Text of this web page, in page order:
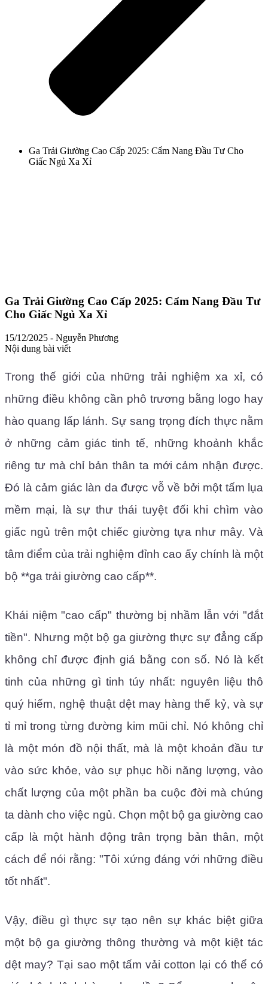
Ga Trải Giường Cao Cấp 2025: Cẩm Nang Đầu Tư Cho
Giấc Ngủ Xa Xỉ
Ga Trải Giường Cao Cấp 2025: Cẩm Nang Đầu Tư
Cho Giấc Ngủ Xa Xỉ
15/12/2025 - Nguyễn Phương
Nội dung bài viết
Trong thế giới của những trải nghiệm xa xỉ, có
những điều không cần phô trương bằng logo hay
hào quang lấp lánh. Sự sang trọng đích thực nằm
ở những cảm giác tinh tế, những khoảnh khắc
riêng tư mà chỉ bản thân ta mới cảm nhận được.
Đó là cảm giác làn da được vỗ về bởi một tấm lụa
mềm mại, là sự thư thái tuyệt đối khi chìm vào
giấc ngủ trên một chiếc giường tựa như mây. Và
tâm điểm của trải nghiệm đỉnh cao ấy chính là một
bộ **ga trải giường cao cấp**.
Khái niệm "cao cấp" thường bị nhầm lẫn với "đắt
tiền". Nhưng một bộ ga giường thực sự đẳng cấp
không chỉ được định giá bằng con số. Nó là kết
tinh của những gì tinh túy nhất: nguyên liệu thô
quý hiếm, nghệ thuật dệt may hàng thế kỷ, và sự
tỉ mỉ trong từng đường kim mũi chỉ. Nó không chỉ
là một món đồ nội thất, mà là một khoản đầu tư
vào sức khỏe, vào sự phục hồi năng lượng, vào
chất lượng của một phần ba cuộc đời mà chúng
ta dành cho việc ngủ. Chọn một bộ ga giường cao
cấp là một hành động trân trọng bản thân, một
cách để nói rằng: "Tôi xứng đáng với những điều
tốt nhất".
Vậy, điều gì thực sự tạo nên sự khác biệt giữa
một bộ ga giường thông thường và một kiệt tác
dệt may? Tại sao một tấm vải cotton lại có thể có